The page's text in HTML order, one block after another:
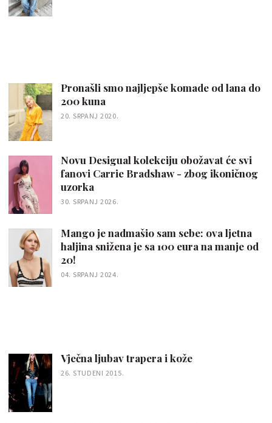
Pronašli smo najljepše komade od lana do
200 kuna
20. SRPANJ 2020.
Novu Desigual kolekciju obožavat će svi
fanovi Carrie Bradshaw - zbog ikoničnog
uzorka
30. SRPANJ 2026.
Mango je nadmašio sam sebe: ova ljetna
haljina snižena je sa 100 eura na manje od
20!
04. SRPANJ 2024.
Vječna ljubav trapera i kože
26. STUDENI 2015.